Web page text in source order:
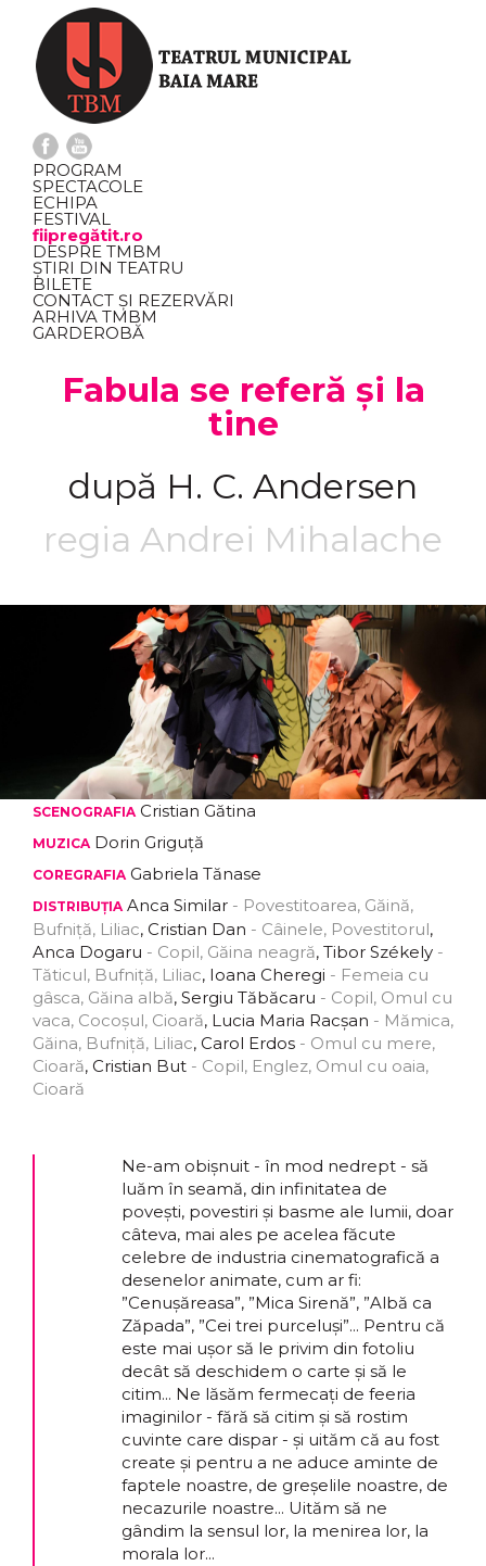
PROGRAM
SPECTACOLE
ECHIPA
FESTIVAL
fiipregătit.ro
DESPRE TMBM
ȘTIRI DIN TEATRU
BILETE
CONTACT ȘI REZERVĂRI
ARHIVA TMBM
GARDEROBĂ
Fabula se referă și la
tine
după H. C. Andersen
regia Andrei Mihalache
SCENOGRAFIACristian Gătina
MUZICADorin Griguță
COREGRAFIAGabriela Tănase
DISTRIBUȚIAAnca Similar - Povestitoarea, Găină,
Bufniță, Liliac, Cristian Dan - Câinele, Povestitorul,
Anca Dogaru - Copil, Găina neagră, Tibor Székely -
Tăticul, Bufniță, Liliac, Ioana Cheregi - Femeia cu
gâsca, Găina albă, Sergiu Tăbăcaru - Copil, Omul cu
vaca, Cocoșul, Cioară, Lucia Maria Racșan - Mămica,
Găina, Bufniță, Liliac, Carol Erdos - Omul cu mere,
Cioară, Cristian But - Copil, Englez, Omul cu oaia,
Cioară
Ne-am obișnuit - în mod nedrept - să
luăm în seamă, din infinitatea de
povești, povestiri și basme ale lumii, doar
câteva, mai ales pe acelea făcute
celebre de industria cinematografică a
desenelor animate, cum ar fi:
”Cenușăreasa”, ”Mica Sirenă”, ”Albă ca
Zăpada”, ”Cei trei purceluși”... Pentru că
este mai ușor să le privim din fotoliu
decât să deschidem o carte și să le
citim... Ne lăsăm fermecați de feeria
imaginilor - fără să citim și să rostim
cuvinte care dispar - și uităm că au fost
create și pentru a ne aduce aminte de
faptele noastre, de greșelile noastre, de
necazurile noastre... Uităm să ne
gândim la sensul lor, la menirea lor, la
morala lor...